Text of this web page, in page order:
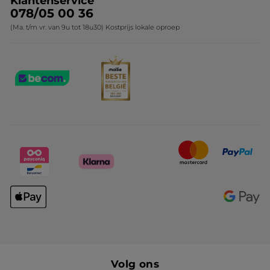
078/05 00 36
(Ma. t/m vr. van 9u tot 18u30) Kostprijs lokale oproep
Volg ons